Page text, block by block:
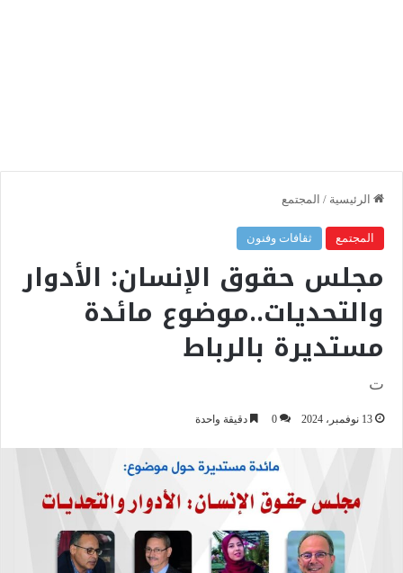
الرئيسية / المجتمع
المجتمع ثقافات وفنون
مجلس حقوق الإنسان: الأدوار
والتحديات..موضوع مائدة
مستديرة بالرباط
ت
13 نوفمبر، 2024 0 دقيقة واحدة